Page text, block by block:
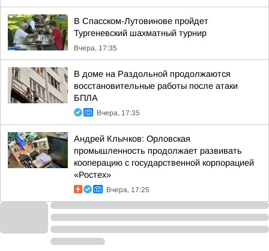
В Спасском-Лутовинове пройдет
Тургеневский шахматный турнир
Вчера, 17:35
В доме на Раздольной продолжаются
восстановительные работы после атаки
БПЛА
Вчера, 17:35
Андрей Клычков: Орловская
промышленность продолжает развивать
кооперацию с государственной корпорацией
«Ростех»
Вчера, 17:25